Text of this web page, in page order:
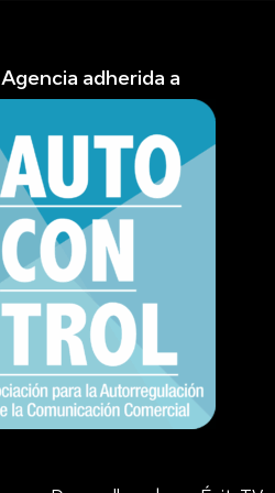
Agencia adherida a